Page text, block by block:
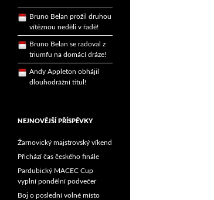
Bruno Belan prožil druhou
vítěznou neděli v řadě!
Bruno Belan se radoval z
triumfu na domácí dráze!
Andy Appleton obhájil
dlouhodrážní titul!
NEJNOVĚJŠÍ PŘÍSPĚVKY
Žarnovický majstrovský víkend
Přichází čas českého finále
Pardubický MACEC Cup
vyplní pondělní podvečer
Boj o poslední volné místo